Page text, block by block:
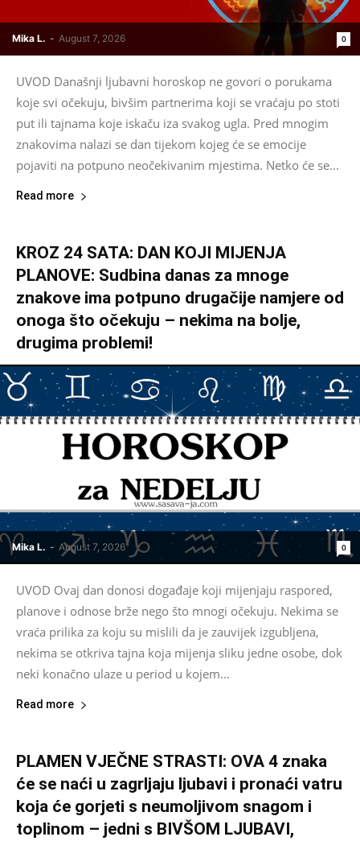
Mika L. - August 7, 2026 0
UVOD Današnji ljubavni horoskop ne govori o porukama
koje svi očekuju, bivšim partnerima koji se vraćaju po stoti
put ili tajnama koje iskaču iza svakog ugla. Pred mnogim
znakovima nalazi se dan tijekom kojeg će se emocije
pojaviti na potpuno neočekivanim mjestima. Netko će se...
Read more
KROZ 24 SATA: DAN KOJI MIJENJA
PLANOVE: Sudbina danas za mnoge
znakove ima potpuno drugačije namjere od
onoga što očekuju – nekima na bolje,
drugima problemi!
Mika L. - August 7, 2026 0
UVOD Ovaj dan donosi događaje koji mijenjaju raspored,
planove i odnose brže nego što mnogi očekuju. Nekima se
vraća prilika za koju su mislili da je zauvijek izgubljena,
nekima se otkriva tajna koja mijenja sliku jedne osobe, dok
neki konačno ulaze u period u kojem...
Read more
PLAMEN VJEČNE STRASTI: OVA 4 znaka
će se naći u zagrljaju ljubavi i pronaći vatru
koja će gorjeti s neumoljivom snagom i
toplinom – jedni s BIVŠOM LJUBAVI,